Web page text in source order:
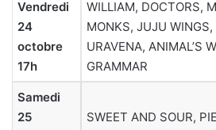
Vendredi
24
octobre
17h
WILLIAM, DOCTORS,
MONKS, JUJU
URAVENA, ANIMAL’S
GRAMMAR
Samedi
25
SWEET AND SOUR,